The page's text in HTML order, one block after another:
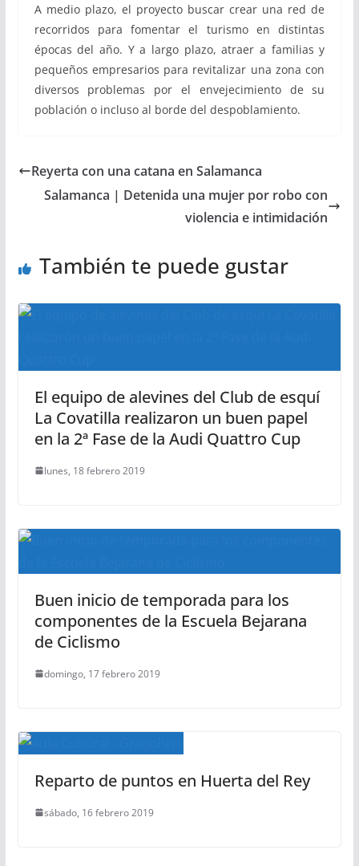
A medio plazo, el proyecto buscar crear una red de
recorridos para fomentar el turismo en distintas
épocas del año. Y a largo plazo, atraer a familias y
pequeños empresarios para revitalizar una zona con
diversos problemas por el envejecimiento de su
población o incluso al borde del despoblamiento.
Reyerta con una catana en Salamanca
Salamanca | Detenida una mujer por robo con
violencia e intimidación
También te puede gustar
El equipo de alevines del Club de esquí
La Covatilla realizaron un buen papel
en la 2ª Fase de la Audi Quattro Cup
lunes, 18 febrero 2019
Buen inicio de temporada para los
componentes de la Escuela Bejarana
de Ciclismo
domingo, 17 febrero 2019
Reparto de puntos en Huerta del Rey
sábado, 16 febrero 2019